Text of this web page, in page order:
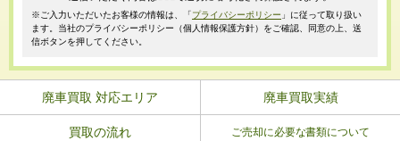
※ご入力いただいたお客様の情報は、「 プライバシーポリシー 」に従って取り扱い
ます。当社のプライバシーポリシー（個人情報保護方針）をご確認、同意の上、送
信ボタンを押してください。
廃車買取 対応エリア 廃車買取実績
買取の流れ ご売却に必要な書類について